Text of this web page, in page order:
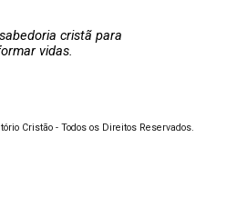
cristã para
vidas.
Cristão - Todos os Direitos Reservados.